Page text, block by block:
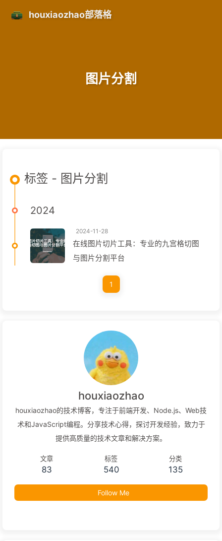
houxiaozhao部落格
图片分割
标签 - 图片分割
2024
2024-11-28
在线图片切片工具：专业的九宫格切图
与图片分割平台
1
houxiaozhao
houxiaozhao的技术博客，专注于前端开发、Node.js、Web技
术和JavaScript编程。分享技术心得，探讨开发经验，致力于
提供高质量的技术文章和解决方案。
文章
83
标签
540
分类
135
Follow Me